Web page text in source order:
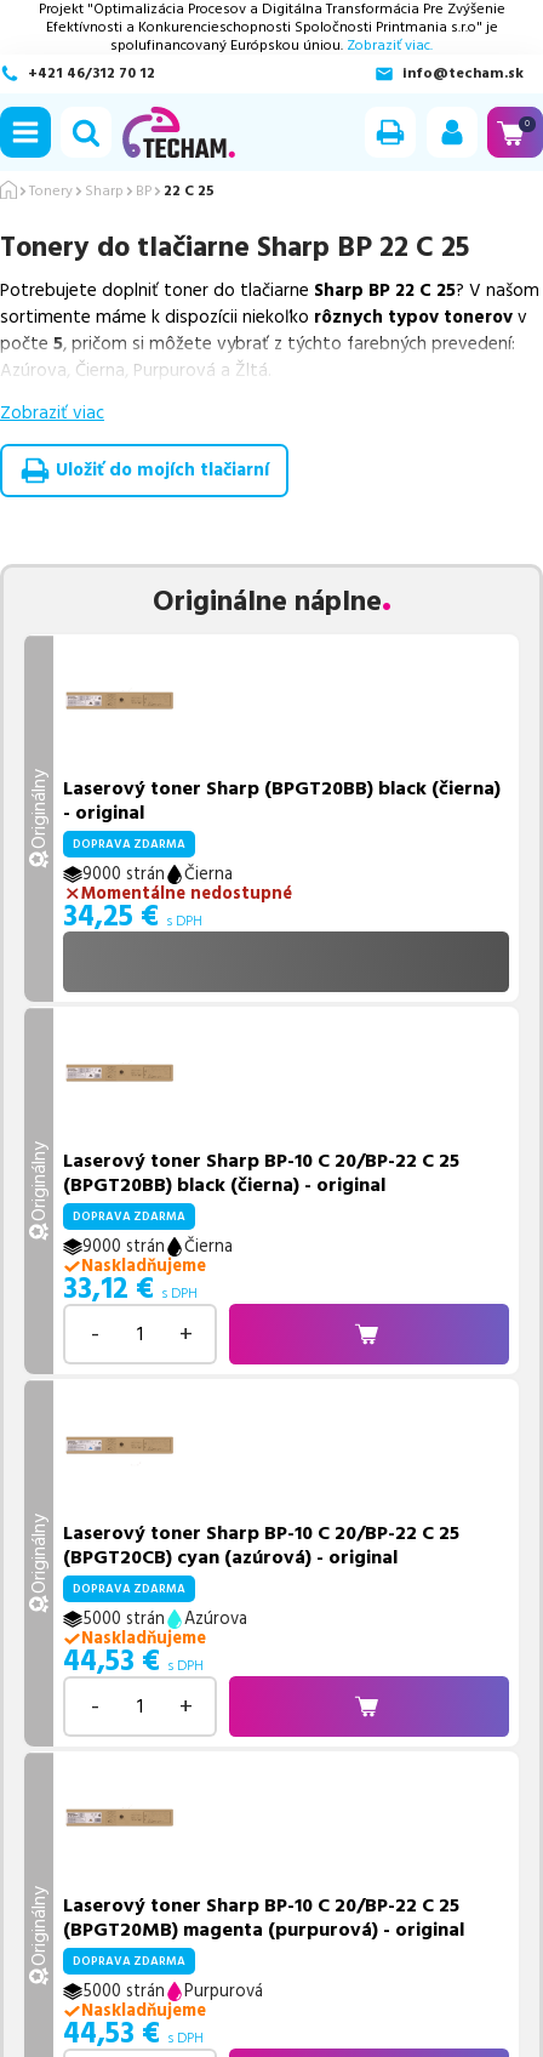
Projekt "Optimalizácia Procesov a Digitálna Transformácia Pre Zvýšenie
Efektívnosti a Konkurencieschopnosti Spoločnosti Printmania s.r.o" je
spolufinancovaný Európskou úniou. Zobraziť viac.
+421 46/312 70 12
info@techam.sk
0
Tonery Sharp BP 22 C 25
Tonery do tlačiarne Sharp BP 22 C 25
Potrebujete doplniť toner do tlačiarne Sharp BP 22 C 25? V našom
sortimente máme k dispozícii niekoľko rôznych typov tonerovv
počte 5, pričom si môžete vybrať z týchto farebných prevedení:
Azúrova, Čierna, Purpurová a Žltá.
Z uvedeného množstva dostupných náplní
náplnev počte5ks.
Celá táto certifikovaná ponuka, spĺňajúca normy ISO 9001 a 14001,
Vieme, že pri nákupe zohráva dôležitú úlohu aj dostupnosť. Preto
pravidelne naskladňovať produkty, aby boli ihneď k
dispozícii na odoslanie.
Ak si pri výbere nie ste istí, ktoré riešenie je pre vaše potreby
nás kedykoľvek obrátiť e-mailom alebo telefonicky. Sme tu, aby
sme vám pomohli vybrať to najlepšie riešenie.
Zobraziť viac
Uložiť do mojích tlačiarní
Originálne náplne
Originálny Laserový toner Sharp (BPGT20BB) black (čierna)
- original
DOPRAVA ZDARMA
9000 strán
Čierna
Momentálne nedostupné
34,25 € s DPH
Originálny Laserový toner Sharp BP-10 C 20/BP-22 C 25
(BPGT20BB) black (čierna) - original
DOPRAVA ZDARMA
9000 strán
Čierna
Naskladňujeme
33,12 € s DPH
- +
Originálny Laserový toner Sharp BP-10 C 20/BP-22 C 25
(BPGT20CB) cyan (azúrová) - original
DOPRAVA ZDARMA
5000 strán
Azúrova
Naskladňujeme
44,53 € s DPH
- +
Originálny Laserový toner Sharp BP-10 C 20/BP-22 C 25
(BPGT20MB) magenta (purpurová) - original
DOPRAVA ZDARMA
5000 strán
Purpurová
Naskladňujeme
44,53 € s DPH